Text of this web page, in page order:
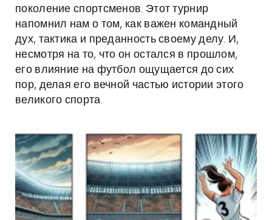
поколение спортсменов. Этот турнир
напомнил нам о том, как важен командный
дух, тактика и преданность своему делу. И,
несмотря на то, что он остался в прошлом,
его влияние на футбол ощущается до сих
пор, делая его вечной частью истории этого
великого спорта.